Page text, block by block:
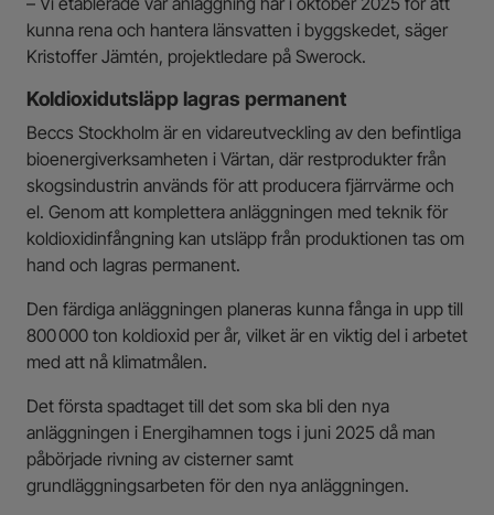
kunna rena och hantera länsvatten i byggskedet, säger
Kristoffer Jämtén, projektledare på Swerock.
Koldioxidutsläpp lagras permanent
Beccs Stockholm är en vidareutveckling av den befintliga
bioenergiverksamheten i Värtan, där restprodukter från
skogsindustrin används för att producera fjärrvärme och
el. Genom att komplettera anläggningen med teknik för
koldioxidinfångning kan utsläpp från produktionen tas om
hand och lagras permanent.
Den färdiga anläggningen planeras kunna fånga in upp till
800 000 ton koldioxid per år, vilket är en viktig del i arbetet
med att nå klimatmålen.
Det första spadtaget till det som ska bli den nya
anläggningen i Energihamnen togs i juni 2025 då man
påbörjade rivning av cisterner samt
grundläggningsarbeten för den nya anläggningen.